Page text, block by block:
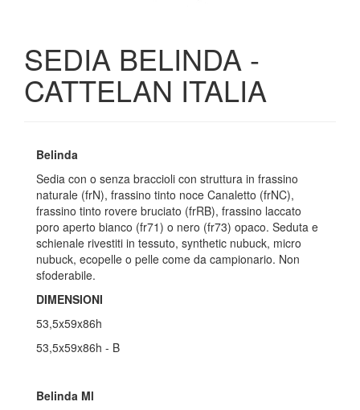
SEDIA BELINDA -
CATTELAN ITALIA
Belinda
Sedia con o senza braccioli con struttura in frassino
naturale (frN), frassino tinto noce Canaletto (frNC),
frassino tinto rovere bruciato (frRB), frassino laccato
poro aperto bianco (fr71) o nero (fr73) opaco. Seduta e
schienale rivestiti in tessuto, synthetic nubuck, micro
nubuck, ecopelle o pelle come da campionario. Non
sfoderabile.
DIMENSIONI
53,5x59x86h
53,5x59x86h - B
Belinda Ml